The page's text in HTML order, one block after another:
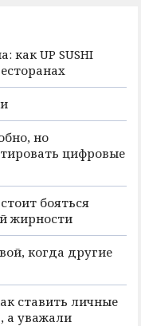
как UP SUSHI
но
цифровые
бояться
жирности
когда другие
ставить личные
а уважали